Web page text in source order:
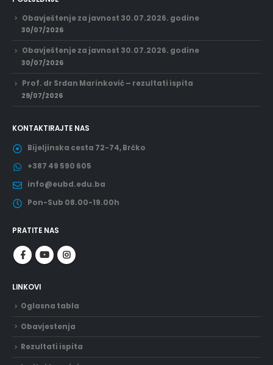
Obavještenje za javnost 30.07.2026. godine
30/07/2026
Obavještenje za javnost 30.07.2026. godine
30/07/2026
Prof. dr Srđan Marinković – rezultati ispita
29/07/2026
KONTAKTIRAJTE NAS
Bijeljinska cesta 72-74, Brčko
+387 49 590 605
info@eubd.edu.ba
Pon-Sub 08.00-19.00h
PRATITE NAS
LINKOVI
Oglasna tabla
Obavjestenja
Rezultati ispita